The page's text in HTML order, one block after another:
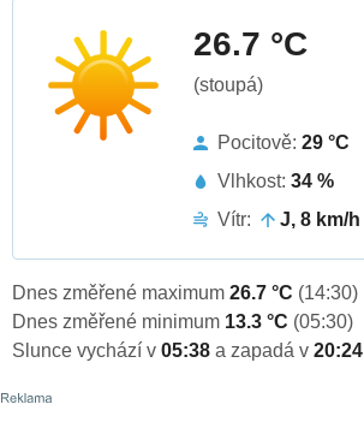
26.7 °C
(stoupá)
Pocitově: 29 °C
Vlhkost: 34 %
Vítr:
J, 8 km/h
Dnes změřené maximum 26.7 °C (14:30)
Dnes změřené minimum 13.3 °C (05:30)
Slunce vychází v 05:38 a zapadá v 20:24